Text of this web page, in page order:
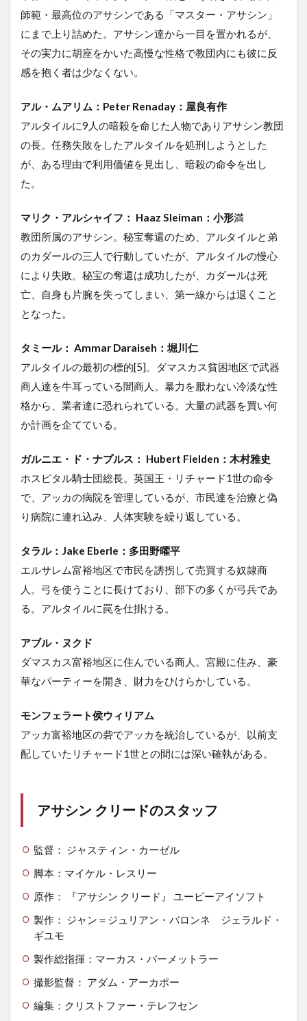
師範・最高位のアサシンである「マスター・アサシン」
にまで上り詰めた。アサシン達から一目を置かれるが、
その実力に胡座をかいた高慢な性格で教団内にも彼に反
感を抱く者は少なくない。
アル・ムアリム：Peter Renaday：屋良有作
アルタイルに9人の暗殺を命じた人物でありアサシン教団
の長。任務失敗をしたアルタイルを処刑しようとした
が、ある理由で利用価値を見出し、暗殺の命令を出し
た。
マリク・アルシャイフ： Haaz Sleiman：小形満
教団所属のアサシン。秘宝奪還のため、アルタイルと弟
のカダールの三人で行動していたが、アルタイルの慢心
により失敗。秘宝の奪還は成功したが、カダールは死
亡、自身も片腕を失ってしまい、第一線からは退くこと
となった。
タミール： Ammar Daraiseh：堀川仁
アルタイルの最初の標的[5]。ダマスカス貧困地区で武器
商人達を牛耳っている闇商人。暴力を厭わない冷淡な性
格から、業者達に恐れられている。大量の武器を買い何
か計画を企てている。
ガルニエ・ド・ナプルス： Hubert Fielden：木村雅史
ホスピタル騎士団総長。英国王・リチャード1世の命令
で、アッカの病院を管理しているが、市民達を治療と偽
り病院に連れ込み、人体実験を繰り返している。
タラル：Jake Eberle：多田野曜平
エルサレム富裕地区で市民を誘拐して売買する奴隷商
人。弓を使うことに長けており、部下の多くが弓兵であ
る。アルタイルに罠を仕掛ける。
アブル・ヌクド
ダマスカス富裕地区に住んでいる商人。宮殿に住み、豪
華なパーティーを開き、財力をひけらかしている。
モンフェラート侯ウィリアム
アッカ富裕地区の砦でアッカを統治しているが、以前支
配していたリチャード1世との間には深い確執がある。
アサシン クリードのスタッフ
監督： ジャスティン・カーゼル
脚本：マイケル・レスリー
原作： 『アサシン クリード』 ユービーアイソフト
製作： ジャン＝ジュリアン・バロンネ ジェラルド・
ギユモ
製作総指揮：マーカス・バーメットラー
撮影監督： アダム・アーカポー
編集：クリストファー・テレフセン